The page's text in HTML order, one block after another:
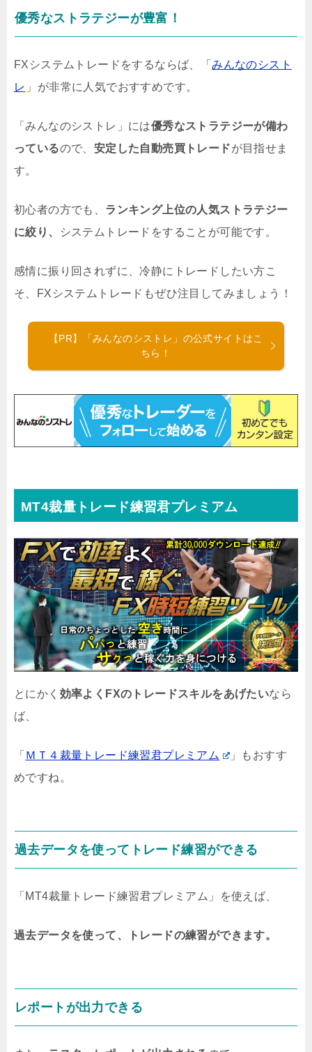
優秀なストラテジーが豊富！
FXシステムトレードをするならば、「みんなのシスト
レ 」が非常に人気でおすすめです。
「みんなのシストレ」には優秀なストラテジーが備わ
っているので、 安定した自動売買トレードが目指せま
す。
初心者の方でも、 ランキング上位の人気ストラテジー
に絞り、
システムトレードをすることが可能です。
感情に振り回されずに、冷静にトレードしたい方こ
そ、FXシステムトレードもぜひ注目してみましょう！
【PR】「みんなのシストレ」の公式サイトはこ
ちら！
MT4裁量トレード練習君プレミアム
とにかく 効率よくFXのトレードスキルをあげたいなら
ば、
「 ＭＴ４裁量トレード練習君プレミアム
」もおすす
めですね。
過去データを使ってトレード練習ができる
「MT4裁量トレード練習君プレミアム」を使えば、
過去データを使って、トレードの練習ができます。
レポートが出力できる